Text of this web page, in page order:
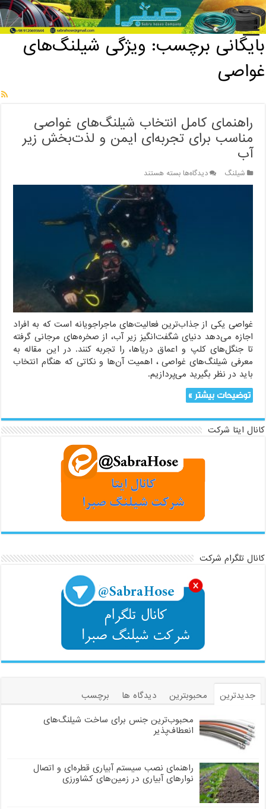
خانه / بایگانی برچسب: ویژگی شیلنگ‌های غواصی
بایگانی برچسب: ویژگی شیلنگ‌های
غواصی
راهنمای کامل انتخاب شیلنگ‌های غواصی
مناسب برای تجربه‌ای ایمن و لذت‌بخش زیر
آب
شیلنگ دیدگاه‌هابرای
راهنمای
انتخاب
شیلنگ‌های
غواصی
مناسب
برای
تجربه‌ای
آب
بسته هستند
غواصی یکی از جذاب‌ترین فعالیت‌های ماجراجویانه است که به افراد
اجازه می‌دهد دنیای شگفت‌انگیز زیر آب، از صخره‌های مرجانی گرفته
تا جنگل‌های کلپ و اعماق دریاها، را تجربه کنند. در این مقاله به
معرفی شیلنگ‌های غواصی ، اهمیت آن‌ها و نکاتی که هنگام انتخاب
باید در نظر بگیرید می‌پردازیم.
توضیحات بیشتر »
کانال ایتا شرکت
کانال تلگرام شرکت
جدیدترین محبوبترین دیدگاه ها
برچسب
محبوب‌ترین جنس برای ساخت شیلنگ‌های
انعطاف‌پذیر
راهنمای نصب سیستم آبیاری قطره‌ای و اتصال
نوارهای آبیاری در زمین‌های کشاورزی